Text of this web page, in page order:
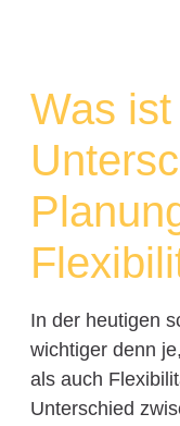
Was
In der heutigen
wichtiger denn
als auch
Unterschied